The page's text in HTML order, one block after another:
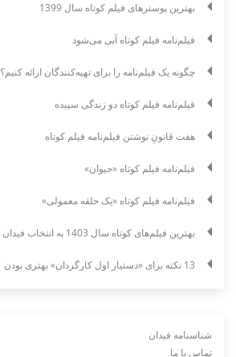
بهترین پوسترهای فیلم کوتاه سال 1399
فیلم‌نامه فیلم کوتاه آبی می‌شود
چگونه یک فیلم‌نامه را برای تهیه‌کنندگان ارائه کنیم؟
فیلم‌نامه فیلم کوتاه دو زندگی سپیده
هفت قانونِ نوشتن فیلم‌نامه فیلم کوتاه
فیلم‌نامه فیلم کوتاه «حیوان»
فیلم‌نامه فیلم کوتاه «یک حلقه معمولی»
بهترین فیلم‌های کوتاه سال 1403 به انتخاب فیدان
13 نکته برای «دستیار اول کارگردان» بهتری بودن
شناسنامه فیدان
تماس با ما